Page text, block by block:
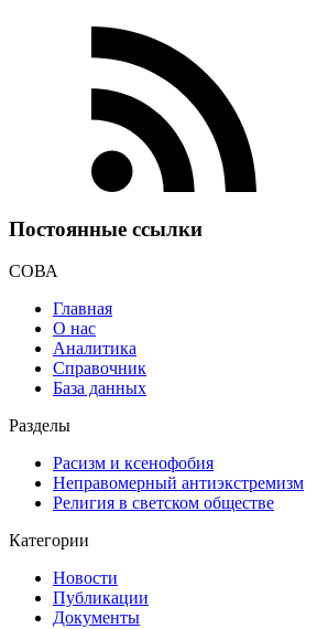
Постоянные ссылки
СОВА
Главная
О нас
Аналитика
Справочник
База данных
Разделы
Расизм и ксенофобия
Неправомерный антиэкстремизм
Религия в светском обществе
Категории
Новости
Публикации
Документы